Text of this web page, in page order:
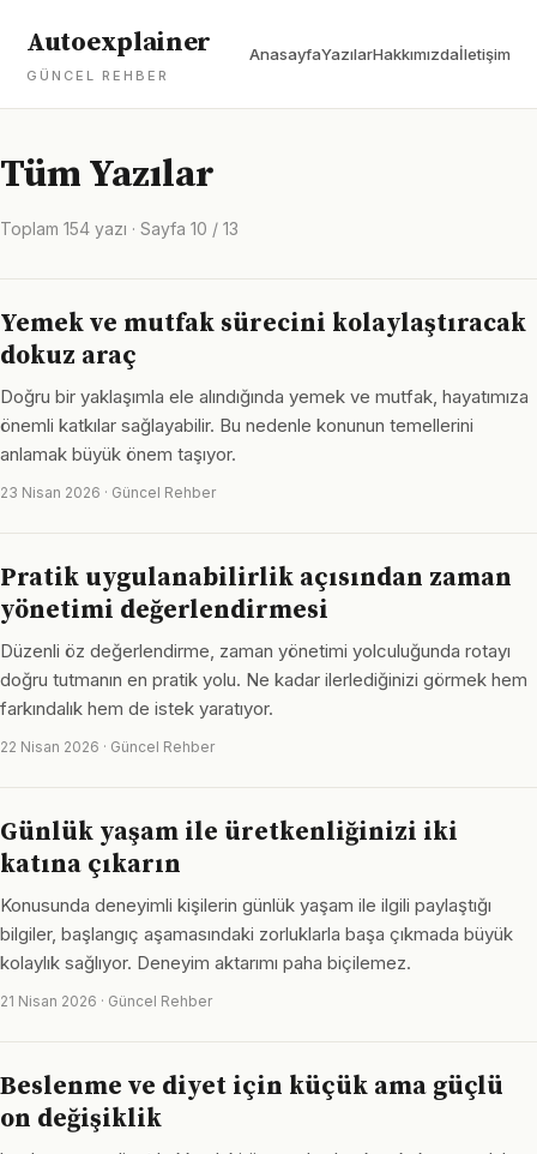
Autoexplainer
GÜNCEL REHBER
AnasayfaYazılarHakkımızdaİletişim
Tüm Yazılar
Toplam 154 yazı · Sayfa 10 / 13
Yemek ve mutfak sürecini kolaylaştıracak
dokuz araç
Doğru bir yaklaşımla ele alındığında yemek ve mutfak, hayatımıza
önemli katkılar sağlayabilir. Bu nedenle konunun temellerini
anlamak büyük önem taşıyor.
23 Nisan 2026 · Güncel Rehber
Pratik uygulanabilirlik açısından zaman
yönetimi değerlendirmesi
Düzenli öz değerlendirme, zaman yönetimi yolculuğunda rotayı
doğru tutmanın en pratik yolu. Ne kadar ilerlediğinizi görmek hem
farkındalık hem de istek yaratıyor.
22 Nisan 2026 · Güncel Rehber
Günlük yaşam ile üretkenliğinizi iki
katına çıkarın
Konusunda deneyimli kişilerin günlük yaşam ile ilgili paylaştığı
bilgiler, başlangıç aşamasındaki zorluklarla başa çıkmada büyük
kolaylık sağlıyor. Deneyim aktarımı paha biçilemez.
21 Nisan 2026 · Güncel Rehber
Beslenme ve diyet için küçük ama güçlü
on değişiklik